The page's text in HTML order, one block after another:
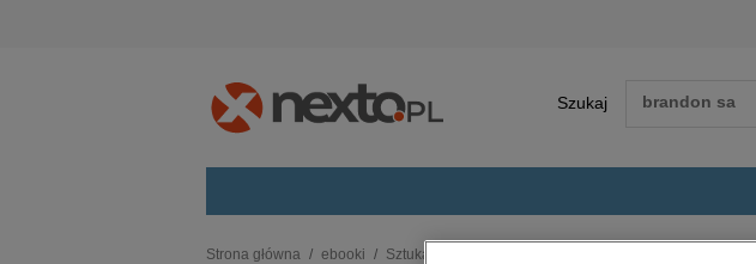
Szukaj
Strona główna ebooki Sztuka